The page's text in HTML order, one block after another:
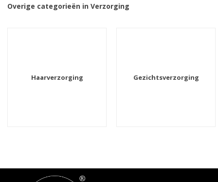
Overige categorieën in Verzorging
Haarverzorging Gezichtsverzorging